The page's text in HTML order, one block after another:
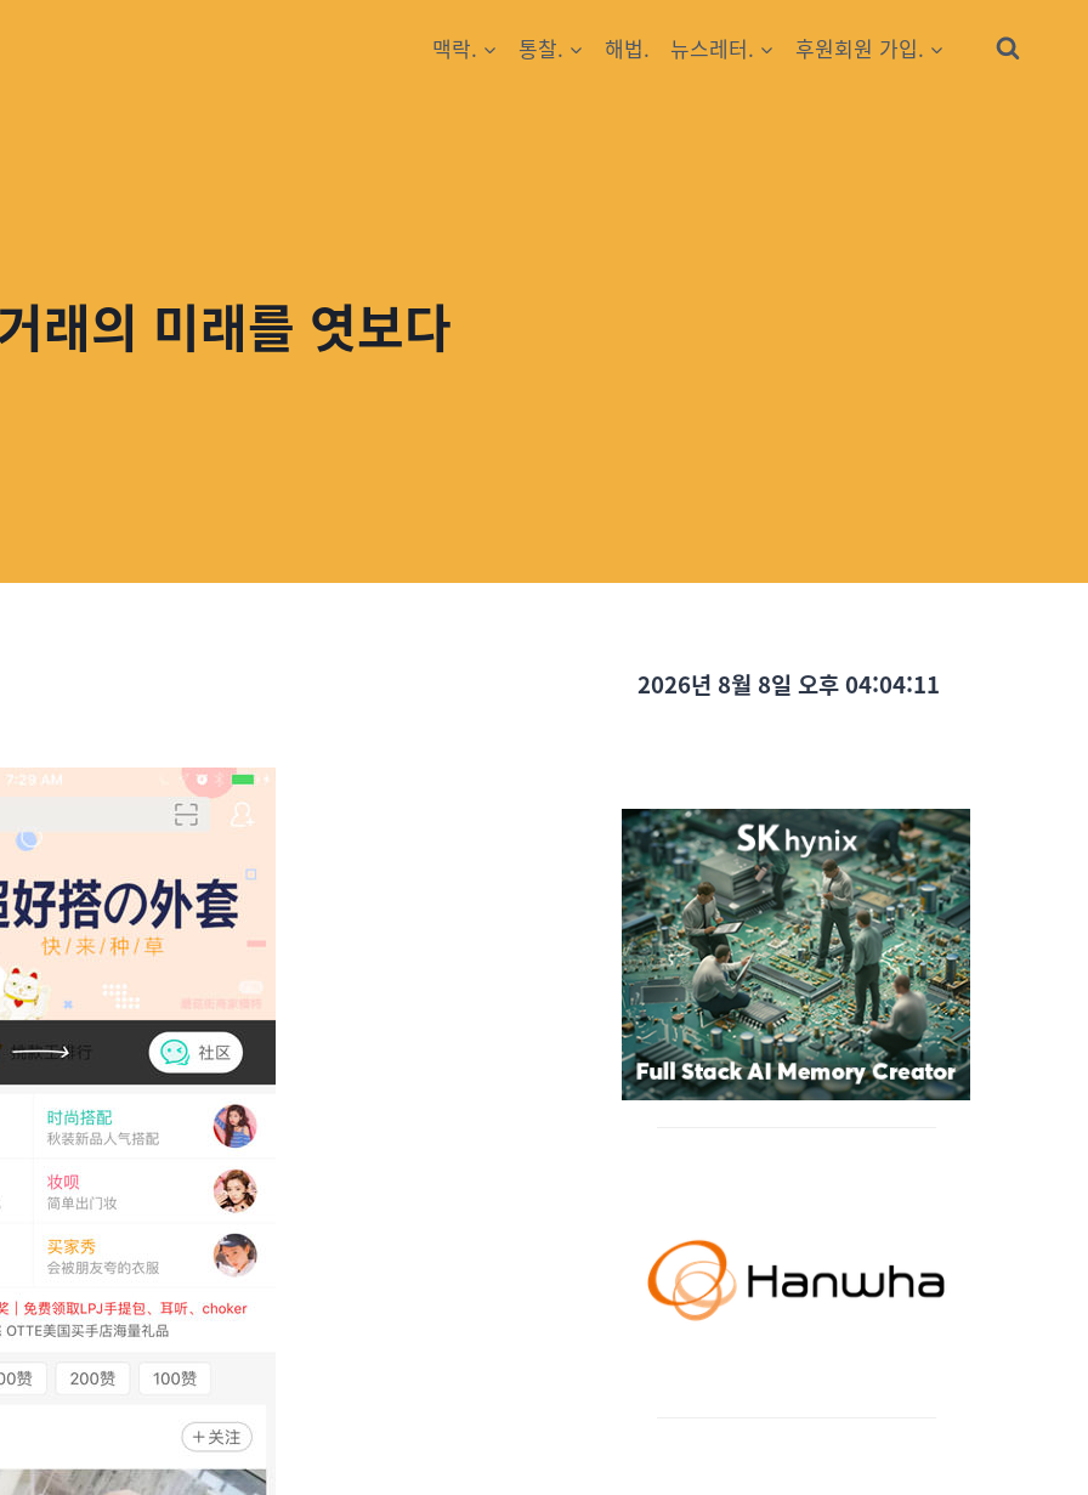
맥락. 통찰. 해법. 뉴스레터. 후원회원 가입.
래의 미래를 엿보다
2026년 8월 8일 오후 04:04:12